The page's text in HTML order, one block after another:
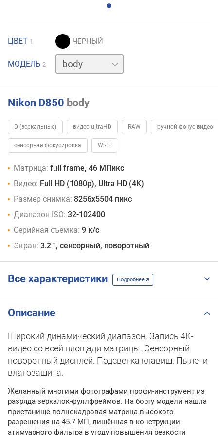
ЦВЕТ 1
МОДЕЛЬ 2
24-
120
Nikon D850 body
D (зеркальные) видео ultraHD RAW ручной фокус видео
сенсорная фокусировка Wi-Fi
Матрица: full frame, 46 МПикс
Видео: Full HD (1080p), Ultra HD (4K)
Размер снимка: 8256x5504 пикс
Диапазон ISO: 32-102400
Серийная съемка: 9 к/с
Экран: 3.2 '', сенсорный, поворотный
Все характеристики Подробнее
Описание
Широкий динамический диапазон. Запись 4К-
видео со всей площади матрицы. Сенсорный
поворотный дисплей. Подсветка клавиш. Пыле- и
влагозащита.
Желанный многими фотографами профи-инструмент из
разряда зеркалок-фуллфреймов. На борту модели нашла
пристанище полнокадровая матрица высокого
разрешения на 45.7 МП, лишённая в конструкции
атимуарного фильтра в угоду повышения резкости